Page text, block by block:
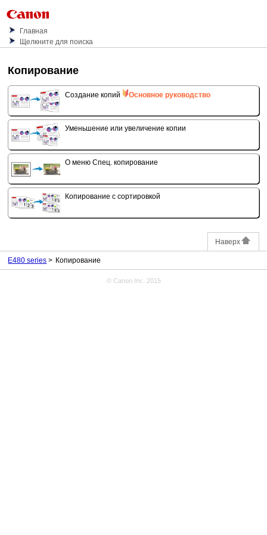
Главная
Щелкните для поиска
Копирование
Создание копий Основное руководство
Уменьшение или увеличение копии
О меню Спец. копирование
Копирование с сортировкой
Наверх
E480 series Копирование
© Canon Inc. 2015